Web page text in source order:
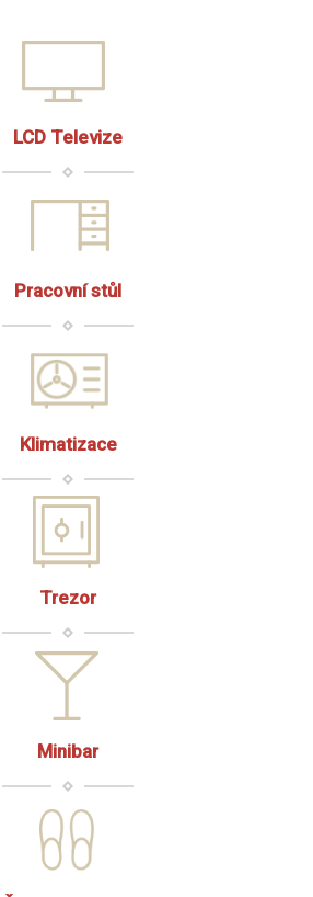
LCD Televize
Pracovní stůl
Klimatizace
Trezor
Minibar